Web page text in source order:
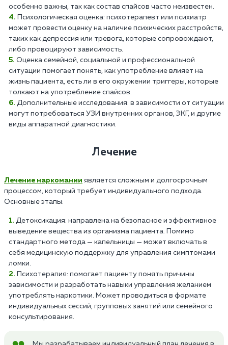
особенно важны, так как состав спайсов часто неизвестен.
Психологическая оценка: психотерапевт или психиатр
может провести оценку на наличие психических расстройств,
таких как депрессия или тревога, которые сопровождают,
либо провоцируют зависимость.
Оценка семейной, социальной и профессиональной
ситуации помогает понять, как употребление влияет на
жизнь пациента, есть ли в его окружении триггеры, которые
толкают на употребление спайсов.
Дополнительные исследования: в зависимости от ситуации
могут потребоваться УЗИ внутренних органов, ЭКГ, и другие
виды аппаратной диагностики.
Лечение
Лечение наркомании является сложным и долгосрочным
процессом, который требует индивидуального подхода.
Основные этапы:
Детоксикация: направлена на безопасное и эффективное
выведение вещества из организма пациента. Помимо
стандартного метода — капельницы — может включать в
себя медицинскую поддержку для управления симптомами
ломки.
Психотерапия: помогает пациенту понять причины
зависимости и разработать навыки управления желанием
употреблять наркотики. Может проводиться в формате
индивидуальных сессий, групповых занятий или семейного
консультирования.